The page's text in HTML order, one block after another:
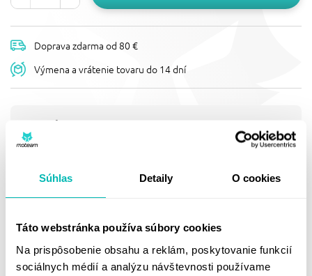
Súhlas Detaily O cookies
Táto webstránka používa súbory cookies
Na prispôsobenie obsahu a reklám, poskytovanie funkcií
sociálnych médií a analýzu návštevnosti používame
Doprava zdarma od 80 €
Výmena a vrátenie tovaru do 14 dní
Popis
OLEJOVÝ FILTER HIFLOFILTRO
olejový filtr chrom - schválení TÜV
Doprava a vrátenie